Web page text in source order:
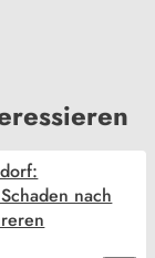
nach